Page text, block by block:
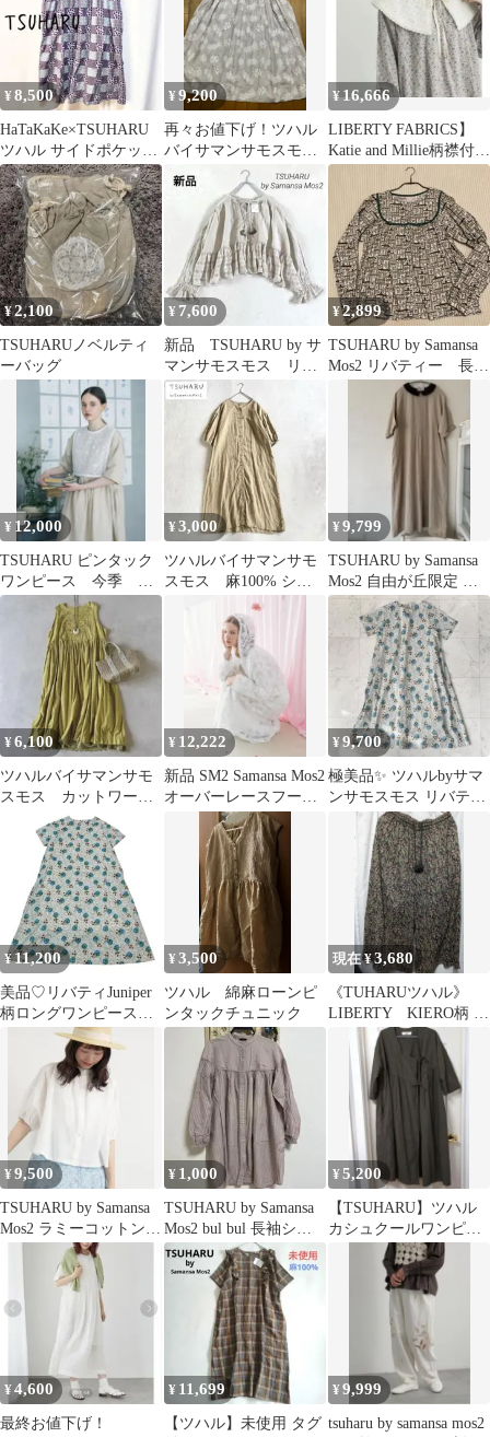
¥8,500
HaTaKaKe×TSUHARU
ツハル サイドポケット
ギャザースカート 播州
織
¥9,200
再々お値下げ！ツハル
バイサマンサモスモ
ス 森柄総刺繍キャミ
ワンピース
¥16,666
LIBERTY FABRICS】
Katie and Millie柄襟付ワ
ンピース
¥2,100
TSUHARUノベルティ
ーバッグ
¥ 7,600
新品 TSUHARU by サ
マンサモスモス リネ
ン裾レース羽織りブラ
¥2,899
TSUHARU by Samansa
Mos2 リバティー 長袖
¥ 12,000
TSUHARU ピンタック
ワンピース 今季 綿
麻
¥3,000
ツハルバイサマンサモ
スモス 麻100% シャ
ツワンピース ノーカ
¥9,799
TSUHARU by Samansa
Mos2 自由が丘限定 襟
配色ワンピース
¥6,100
ツハルバイサマンサモ
スモス カットワーク
刺繍 花柄 レース ワ
ンピース インド綿
¥ 12,222
新品 SM2 Samansa Mos2
オーバーレースフード
付きボレロ ホワイト
¥9,700
極美品✨ ツハルbyサマ
ンサモスモス リバティ
Juniper柄 ワンピース F
¥11,200
美品♡リバティJuniper
柄ロングワンピース
ツハルバイサマンサモ
¥3,500
ツハル 綿麻ローンピ
ンタックチュニック
現在 ¥3,680
《TUHARUツハル》
LIBERTY KIERO柄 キ
ュロットパンツ
¥9,500
TSUHARU by Samansa
Mos2 ラミーコットンレ
ースブラウス
¥ 1,000
TSUHARU by Samansa
Mos2 bul bul 長袖シャ
ツ
¥5,200
【TSUHARU】ツハル
カシュクールワンピー
ス カーキ 羽織り ガウ
¥4,600
最終お値下げ！
¥ 11,699
【ツハル】未使用 タグ
¥9,999
tsuharu by samansa mos2